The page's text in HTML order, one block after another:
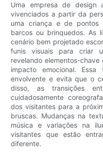
Uma empresa de design
vivenciados a partir da
uma criança e de pontos
barcos ou brinquedos. As
cenário bem projetado
funis visuais para criar
revelando elementos-
impacto emocional.
envolvente e evita que o
disso, as transições
cuidadosamente
dos visitantes para a
bruscas. Mudanças na
música e variações na
visitantes que estão
diferente.